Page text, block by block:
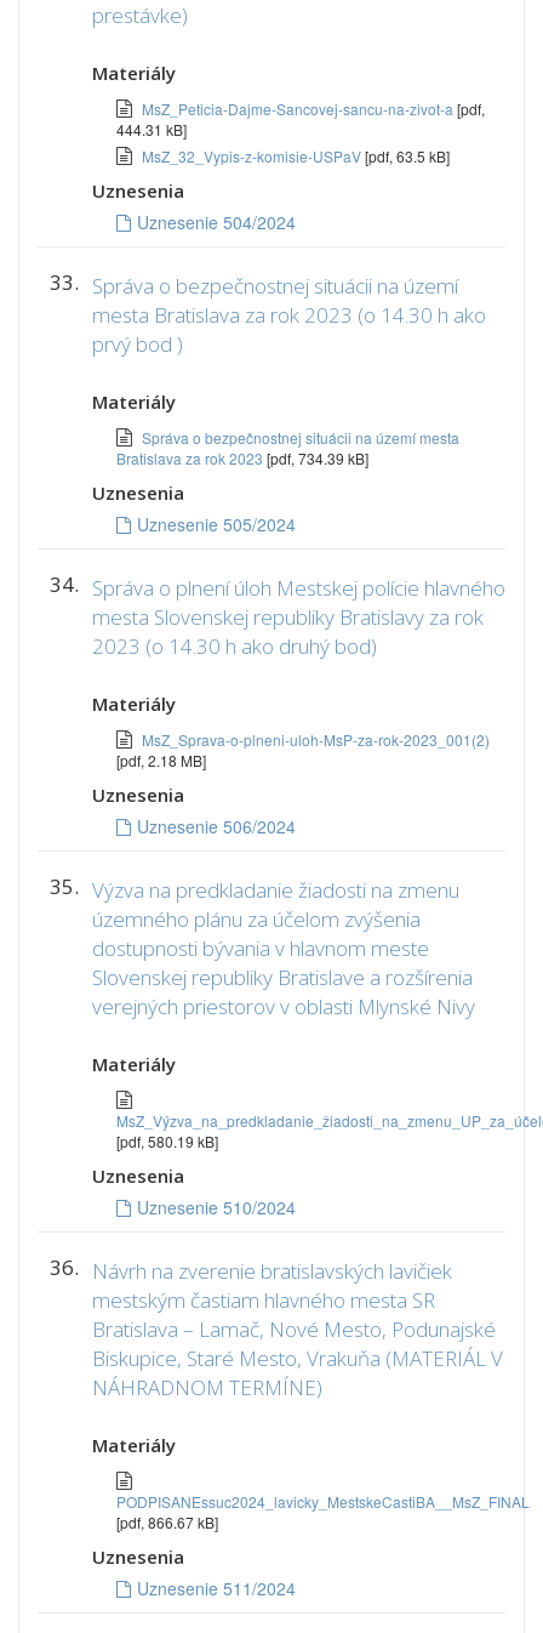
prestávke)
Materiály
MsZ_Peticia-Dajme-Sancovej-sancu-na-zivot-a [pdf,
444.31 kB]
MsZ_32_Vypis-z-komisie-USPaV[pdf, 63.5 kB]
Uznesenia
Uznesenie 504/2024
33. Správa o bezpečnostnej situácii na území
mesta Bratislava za rok 2023 (o 14.30 h ako
prvý bod )
Materiály
Správa o bezpečnostnej situácii na území mesta
Bratislava za rok 2023 [pdf, 734.39 kB]
Uznesenia
Uznesenie 505/2024
34. Správa o plnení úloh Mestskej polície hlavného
mesta Slovenskej republiky Bratislavy za rok
2023 (o 14.30 h ako druhý bod)
Materiály
MsZ_Sprava-o-plneni-uloh-MsP-za-rok-2023_001(2)
[pdf, 2.18 MB]
Uznesenia
Uznesenie 506/2024
35. Výzva na predkladanie žiadosti na zmenu
územného plánu za účelom zvýšenia
dostupnosti bývania v hlavnom meste
Slovenskej republiky Bratislave a rozšírenia
verejných priestorov v oblasti Mlynské Nivy
Materiály
[pdf, 580.19 kB]
Uznesenia
Uznesenie 510/2024
36.
Návrh na zverenie bratislavských lavičiek
mestským častiam hlavného mesta SR
Bratislava – Lamač, Nové Mesto, Podunajské
Biskupice, Staré Mesto, Vrakuňa (MATERIÁL V
NÁHRADNOM TERMÍNE)
Materiály
PODPISANEssuc2024_lavicky_MestskeCastiBA__MsZ_FINAL
[pdf, 866.67 kB]
Uznesenia
Uznesenie 511/2024